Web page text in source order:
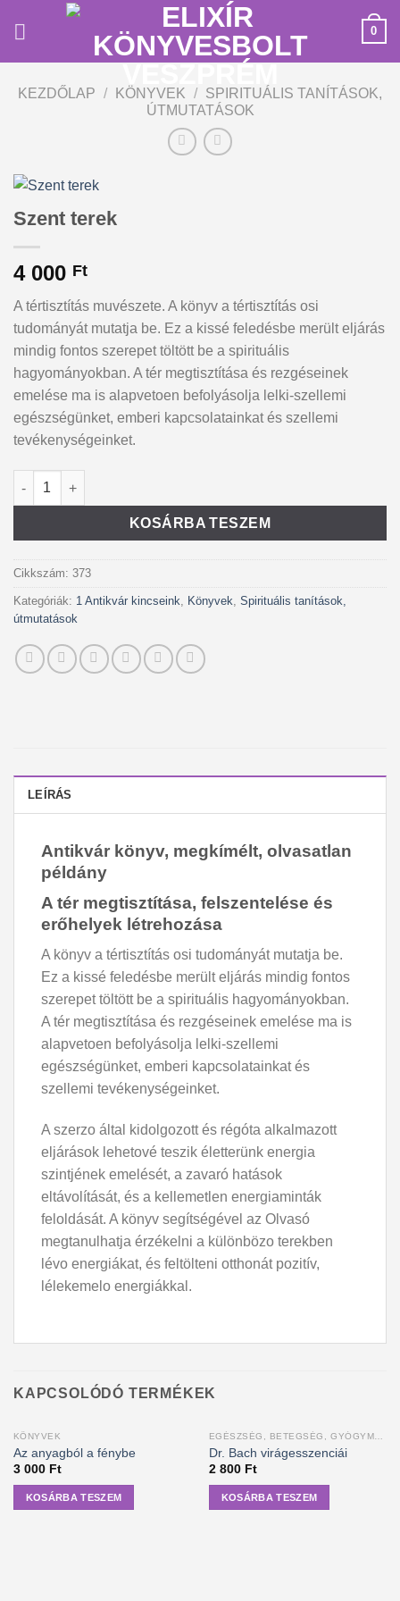
0
KEZDŐLAP / KÖNYVEK /
SPIRITUÁLIS TANÍTÁSOK,
ÚTMUTATÁSOK
Szent terek
4 000 Ft
A tértisztítás muvészete. A könyv a tértisztítás osi
tudományát mutatja be. Ez a kissé feledésbe merült eljárás
mindig fontos szerepet töltött be a spirituális
hagyományokban. A tér megtisztítása és rezgéseinek
emelése ma is alapvetoen befolyásolja lelki-szellemi
egészségünket, emberi kapcsolatainkat és szellemi
tevékenységeinket.
Szent terek mennyiség
KOSÁRBA TESZEM
Alternative:
Cikkszám: 373
Kategóriák: 1 Antikvár kincseink, Könyvek, Spirituális tanítások,
útmutatások
LEÍRÁS
Antikvár könyv, megkímélt, olvasatlan
példány
A tér megtisztítása, felszentelése és
erőhelyek létrehozása
A könyv a tértisztítás osi tudományát mutatja be.
Ez a kissé feledésbe merült eljárás mindig fontos
szerepet töltött be a spirituális hagyományokban.
A tér megtisztítása és rezgéseinek emelése ma is
alapvetoen befolyásolja lelki-szellemi
egészségünket, emberi kapcsolatainkat és
szellemi tevékenységeinket.
A szerzo által kidolgozott és régóta alkalmazott
eljárások lehetové teszik életterünk energia
szintjének emelését, a zavaró hatások
eltávolítását, és a kellemetlen energiaminták
feloldását. A könyv segítségével az Olvasó
megtanulhatja érzékelni a különbözo terekben
lévo energiákat, és feltölteni otthonát pozitív,
lélekemelo energiákkal.
KAPCSOLÓDÓ TERMÉKEK
KÖNYVEK
Az anyagból a fénybe
3 000 Ft
KOSÁRBA TESZEM
EGÉSZSÉG, BETEGSÉG, GYÓGYMÓDOK
Dr. Bach virágesszenciái
2 800 Ft
KOSÁRBA TESZEM